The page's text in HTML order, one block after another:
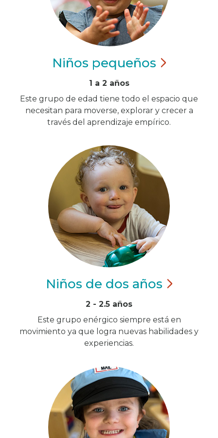
Niños pequeños
1 a 2 años
Este grupo de edad tiene todo el espacio que
necesitan para moverse, explorar y crecer a
través del aprendizaje empírico.
Niños de dos años
2 - 2.5 años
Este grupo enérgico siempre está en
movimiento ya que logra nuevas habilidades y
experiencias.